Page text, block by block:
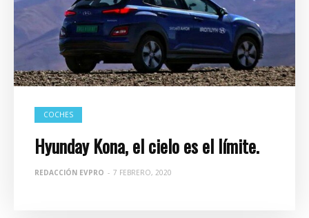
COCHES
Hyunday Kona, el cielo es el límite.
REDACCIÓN EVPRO - 7 FEBRERO, 2020